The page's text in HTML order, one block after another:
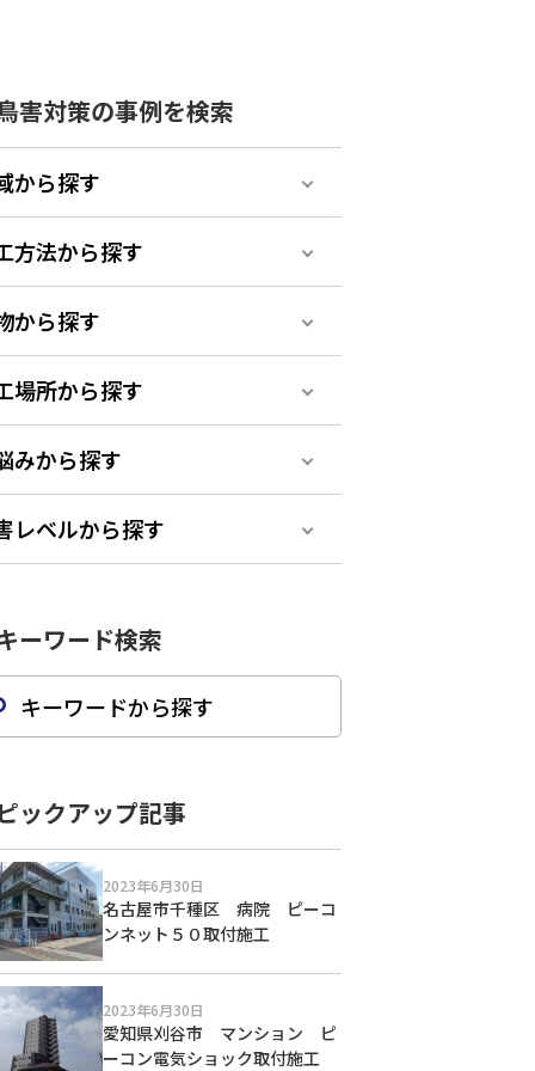
害対策の事例を検索
から探す
方法から探す
から探す
場所から探す
みから探す
レベルから探す
ーワード検索
ックアップ記事
2023年6月30日
名古屋市千種区 病院 ピーコ
ンネット５０取付施工
2023年6月30日
愛知県刈谷市 マンション ピ
ーコン電気ショック取付施工